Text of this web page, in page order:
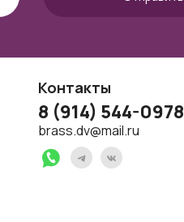
Контакты
8 (914) 544-0978
brass.dv@mail.ru